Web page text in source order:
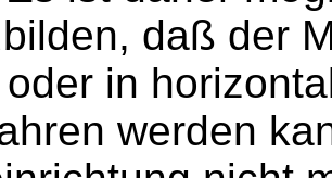
daß der
in
werden